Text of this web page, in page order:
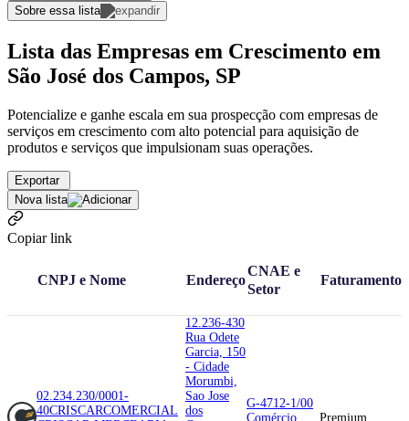
Sobre essa lista
Lista das Empresas em Crescimento em
São José dos Campos, SP
Potencialize e ganhe escala em sua prospecção com empresas de
serviços em crescimento com alto potencial para aquisição de
produtos e serviços que impulsionam suas operações.
Exportar
Nova lista
Copiar link
CNPJ e Nome Endereço
CNAE e
Setor
Faturamento
02.234.230/0001-
40CRISCARCOMERCIAL
12.236-430
Rua Odete
Garcia, 150
- Cidade
Morumbi,
Sao Jose
dos
G-4712-1/00
Comércio
Premium